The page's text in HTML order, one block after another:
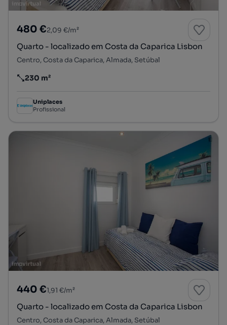
480 €2,09 €/m²
Quarto - localizado em Costa da Caparica Lisbon
Centro, Costa da Caparica, Almada, Setúbal
Preço por metro quadrado
230 m²
Uniplaces
Profissional
440 €1,91 €/m²
Quarto - localizado em Costa da Caparica Lisbon
Centro, Costa da Caparica, Almada, Setúbal